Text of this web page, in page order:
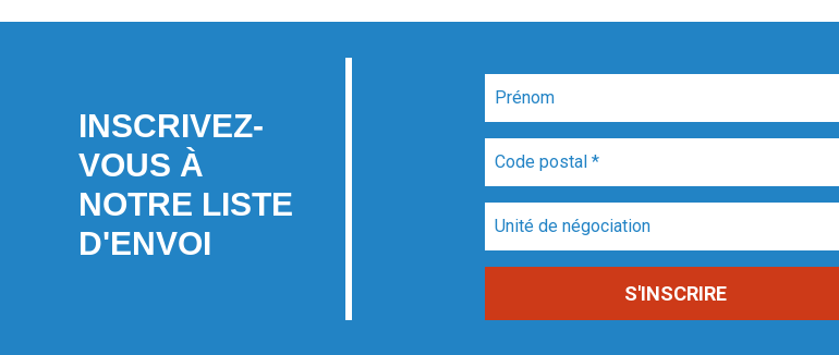
INSCRIVEZ-
VOUS À
NOTRE LISTE
D'ENVOI